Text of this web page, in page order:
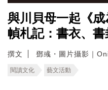
與川貝母一起《
幀札記：書衣、書
撰文 鄧彧・圖片攝影｜
閱讀文化 藝文活動